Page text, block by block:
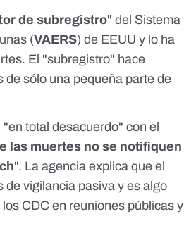
de subregistro" del Sistema
(VAERS) de EEUU y lo ha
El "subregistro" hace
de sólo una pequeña parte de
total desacuerdo" con el
las muertes no se notifiquen
". La agencia explica que el
de vigilancia pasiva y es algo
CDC en reuniones públicas y